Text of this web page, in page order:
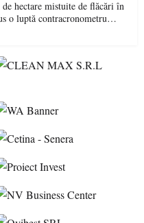
o luptă contracronometru